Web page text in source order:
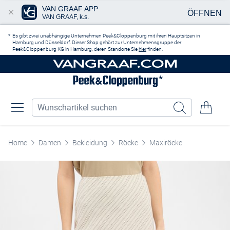
Es gibt zwei unabhängige Unternehmen Peek&Cloppenburg mit ihren Hauptsitzen in
Hamburg und Düsseldorf. Dieser Shop gehört zur Unternehmensgruppe der
Peek&Cloppenburg KG in Hamburg, deren Standorte Sie hierfinden.
Home Damen Bekleidung Röcke Maxiröcke
VAN GRAAF APP
VAN GRAAF, k.s. ÖFFNEN